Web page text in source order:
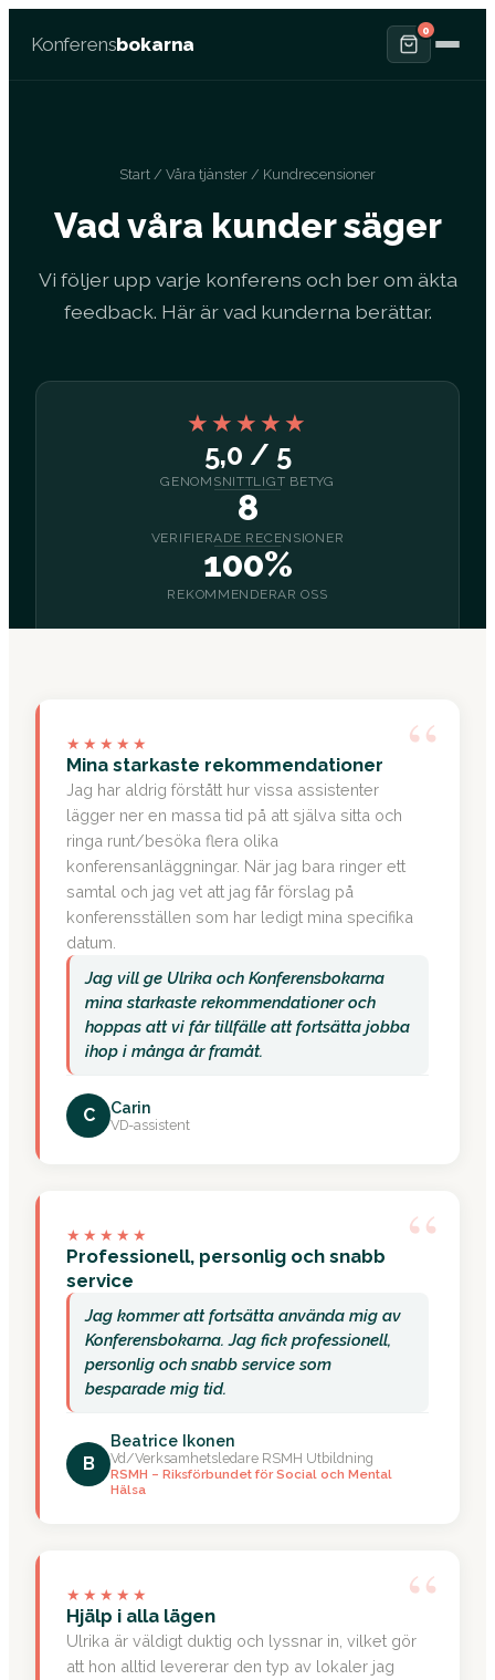
Konferensbokarna
0
Start / Våra tjänster / Kundrecensioner
Vad våra kunder säger
Vi följer upp varje konferens och ber om äkta
feedback. Här är vad kunderna berättar.
★★★★★
5,0 / 5
GENOMSNITTLIGT BETYG
8
VERIFIERADE RECENSIONER
100%
REKOMMENDERAR OSS
“
★★★★★
Mina starkaste rekommendationer
Jag har aldrig förstått hur vissa assistenter
lägger ner en massa tid på att själva sitta och
ringa runt/besöka flera olika
konferensanläggningar. När jag bara ringer ett
samtal och jag vet att jag får förslag på
konferensställen som har ledigt mina specifika
datum.
Jag vill ge Ulrika och Konferensbokarna
mina starkaste rekommendationer och
hoppas att vi får tillfälle att fortsätta jobba
ihop i många år framåt.
C Carin
VD-assistent
“
★★★★★
Professionell, personlig och snabb
service
Jag kommer att fortsätta använda mig av
Konferensbokarna. Jag fick professionell,
personlig och snabb service som
besparade mig tid.
B
Beatrice Ikonen
Vd/Verksamhetsledare RSMH Utbildning
RSMH – Riksförbundet för Social och Mental
Hälsa
“
★★★★★
Hjälp i alla lägen
Ulrika är väldigt duktig och lyssnar in, vilket gör
att hon alltid levererar den typ av lokaler jag